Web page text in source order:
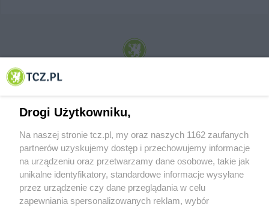
© 2001-2026 Tczew - TCZ.PL Sp. z o.o. Internetowy Serwis Informacyjny Miasta
O FIRMIE POLITYKA PRYWATNOŚCI HOSTING
Drogi Użytkowniku,
Na naszej stronie tcz.pl, my oraz naszych 1162 zaufanych
partnerów uzyskujemy dostęp i przechowujemy informacje
na urządzeniu oraz przetwarzamy dane osobowe, takie jak
unikalne identyfikatory, standardowe informacje wysyłane
przez urządzenie czy dane przeglądania w celu
zapewniania spersonalizowanych reklam, wybór